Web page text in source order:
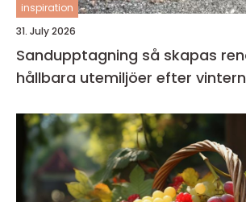
inspiration
31. July 2026
Sandupptagning så skapas rena, säkra och
hållbara utemiljöer efter vintern